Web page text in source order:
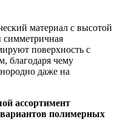
материал с высотой
поверхность с
благодаря чему
даже на
ассортимент
полимерных